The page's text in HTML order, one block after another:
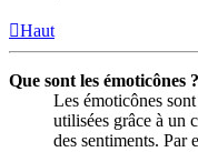
Haut
Que sont les émoticônes ?
Les émoticônes
utilisées grâce à un
des sentiments. Par